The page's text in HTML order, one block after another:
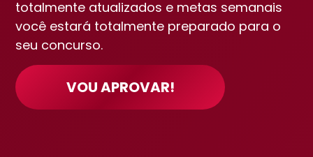
totalmente atualizados e metas semanais
você estará totalmente preparado para o
seu concurso.
VOU APROVAR!